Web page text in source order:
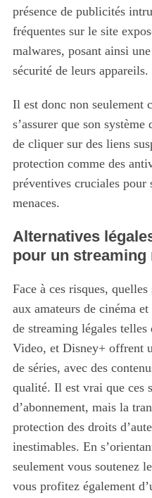
présence de publicités
fréquentes sur le site
malwares, posant ainsi
sécurité de leurs appareils.
Il est donc non seulement
s’assurer que son
de cliquer sur des liens
protection comme des
préventives cruciales pour
menaces.
Alternatives
pour un streaming
Face à ces risques,
aux amateurs de cinéma
de streaming légales
Video, et Disney+ offrent
de séries, avec des
qualité. Il est vrai que ces
d’abonnement, mais la
protection des droits
inestimables. En
seulement vous soutenez
vous profitez également
a
r
c
: